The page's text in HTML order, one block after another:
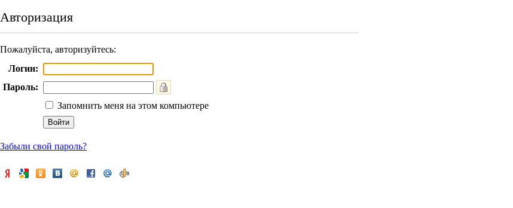
Авторизация
Пожалуйста, авторизуйтесь:
Логин:
Пароль:
Запомнить меня на этом компьютере
Забыли свой пароль?